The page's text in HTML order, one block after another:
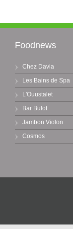
Foodnews
Chez Davia
Les Bains de Spa
L'Ouustalet
Bar Bulot
Jambon Violon
Cosmos